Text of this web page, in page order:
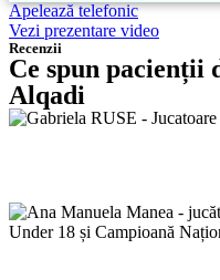
Apelează telefonic
Vezi prezentare video
Recenzii
Ce spun pacienții
Alqadi